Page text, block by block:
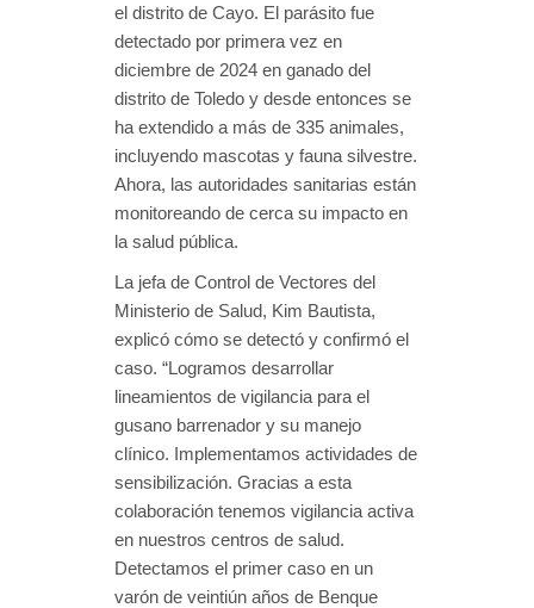
el distrito de Cayo. El parásito fue
detectado por primera vez en
diciembre de 2024 en ganado del
distrito de Toledo y desde entonces se
ha extendido a más de 335 animales,
incluyendo mascotas y fauna silvestre.
Ahora, las autoridades sanitarias están
monitoreando de cerca su impacto en
la salud pública.
La jefa de Control de Vectores del
Ministerio de Salud, Kim Bautista,
explicó cómo se detectó y confirmó el
caso. “Logramos desarrollar
lineamientos de vigilancia para el
gusano barrenador y su manejo
clínico. Implementamos actividades de
sensibilización. Gracias a esta
colaboración tenemos vigilancia activa
en nuestros centros de salud.
Detectamos el primer caso en un
varón de veintiún años de Benque